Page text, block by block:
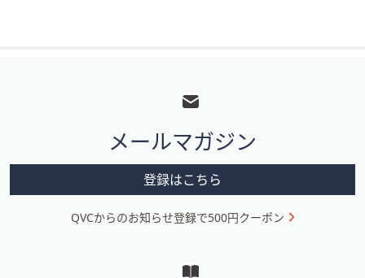
メ
ニ
メールマガジン
登録はこちら
QVCからのお知らせ登録で500円クーポン